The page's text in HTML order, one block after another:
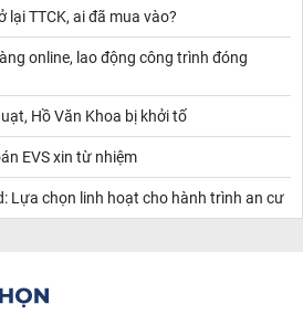
TTCK, ai đã mua vào?
online, lao động công trình đóng
Hồ Văn Khoa bị khởi tố
EVS xin từ nhiệm
Lựa chọn linh hoạt cho hành trình an cư